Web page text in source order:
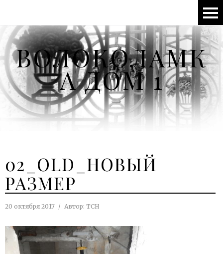
ВОЛОКОЛАМК
А ДОМ 1
02_OLD_НОВЫЙ
РАЗМЕР
20 октября 2017 Автор: ТСН